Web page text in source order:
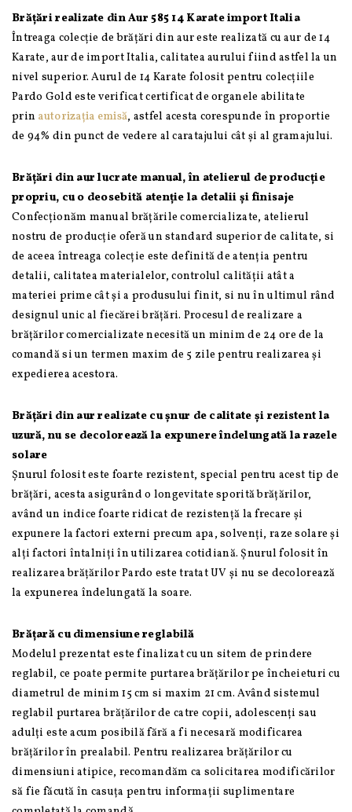
Carneol
Brățări realizate din Aur 585 14 Karate import Italia
Întreaga colecție de brățări din aur este realizată cu aur de 14
Karate, aur de import Italia, calitatea aurului fiind astfel la un
nivel superior. Aurul de 14 Karate folosit pentru colecțiile
Pardo Gold este verificat certificat de organele abilitate
prin autorizația emisă, astfel acesta corespunde în proportie
de 94% din punct de vedere al caratajului cât și al gramajului.
Brățări din aur lucrate manual, în atelierul de producție
propriu, cu o deosebită atenție la detalii și finisaje
Confecționăm manual brățările comercializate, atelierul
nostru de producție oferă un standard superior de calitate, si
de aceea întreaga colecție este definită de atenția pentru
detalii, calitatea materialelor, controlul calității atât a
materiei prime cât și a produsului finit, si nu în ultimul rând
designul unic al fiecărei brățări. Procesul de realizare a
brățărilor comercializate necesită un minim de 24 ore de la
comandă si un termen maxim de 5 zile pentru realizarea și
expedierea acestora.
Brățări din aur realizate cu șnur de calitate și rezistent la
uzură, nu se decolorează la expunere îndelungată la razele
solare
Șnurul folosit este foarte rezistent, special pentru acest tip de
brățări, acesta asigurând o longevitate sporită brățărilor,
având un indice foarte ridicat de rezistență la frecare și
expunere la factori externi precum apa, solvenți, raze solare și
alți factori întalniți în utilizarea cotidiană. Șnurul folosit în
realizarea brățărilor Pardo este tratat UV și nu se decolorează
la expunerea îndelungată la soare.
Brățară cu dimensiune reglabilă
Modelul prezentat este finalizat cu un sitem de prindere
reglabil, ce poate permite purtarea brățărilor pe încheieturi cu
diametrul de minim 15 cm si maxim 21 cm. Având sistemul
reglabil purtarea brățărilor de catre copii, adolescenți sau
adulți este acum posibilă fără a fi necesară modificarea
brățărilor în prealabil. Pentru realizarea brățărilor cu
dimensiuni atipice, recomandăm ca solicitarea modificărilor
să fie făcută în casuța pentru informații suplimentare